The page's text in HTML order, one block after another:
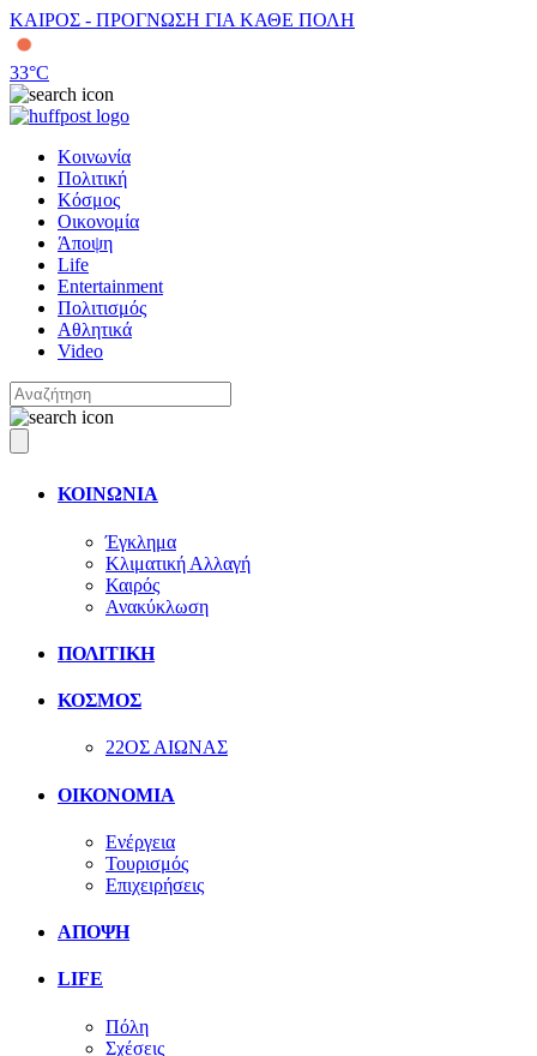
ΚΑΙΡΟΣ - ΠΡΟΓΝΩΣΗ ΓΙΑ ΚΑΘΕ ΠΟΛΗ
33°C
Κοινωνία
Πολιτική
Κόσμος
Οικονομία
Άποψη
Life
Entertainment
Πολιτισμός
Αθλητικά
Video
ΚΟΙΝΩΝΙΑ
Έγκλημα
Κλιματική Αλλαγή
Καιρός
Ανακύκλωση
ΠΟΛΙΤΙΚΗ
ΚΟΣΜΟΣ
22ΟΣ ΑΙΩΝΑΣ
ΟΙΚΟΝΟΜΙΑ
Ενέργεια
Τουρισμός
Επιχειρήσεις
ΑΠΟΨΗ
LIFE
Πόλη
Σχέσεις